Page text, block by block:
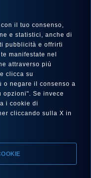
Cookies
il tuo consenso,
e statistici, anche di
pubblicità e offrirti
manifestate nel
attraverso più
clicca su
o negare il consenso a
opzioni". Se invece
i cookie di
cliccando sulla X in